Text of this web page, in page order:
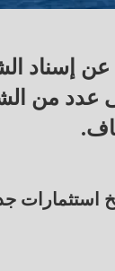
عن إسناد
قطاعات جديدة